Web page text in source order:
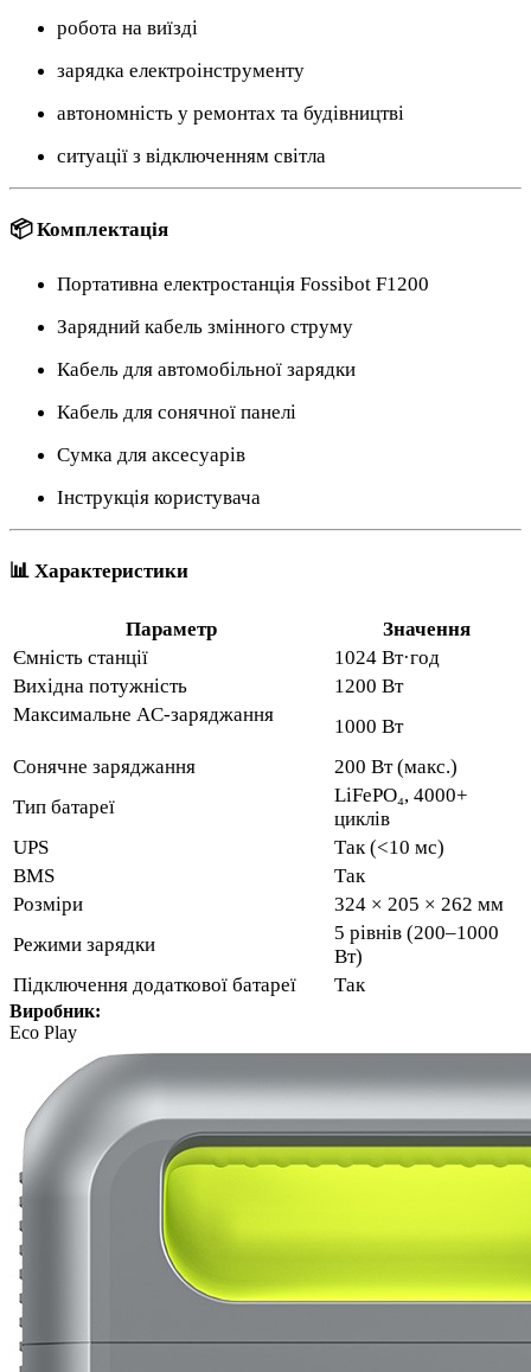
робота на виїзді
зарядка електроінструменту
автономність у ремонтах та будівництві
ситуації з відключенням світла
📦 Комплектація
Портативна електростанція Fossibot F1200
Зарядний кабель змінного струму
Кабель для автомобільної зарядки
Кабель для сонячної панелі
Сумка для аксесуарів
Інструкція користувача
📊 Характеристики
Параметр
Значення
Ємність станції
1024 Вт·год
Вихідна потужність
1200 Вт
Максимальне AC-заряджання
1000 Вт
Сонячне заряджання
200 Вт (макс.)
Тип батареї
LiFePO₄, 4000+
циклів
UPS
Так (<10 мс)
BMS
Так
Розміри
324 × 205 × 262 мм
Режими зарядки
5 рівнів (200–1000
Вт)
Підключення додаткової батареї
Так
Виробник:
Eco Play